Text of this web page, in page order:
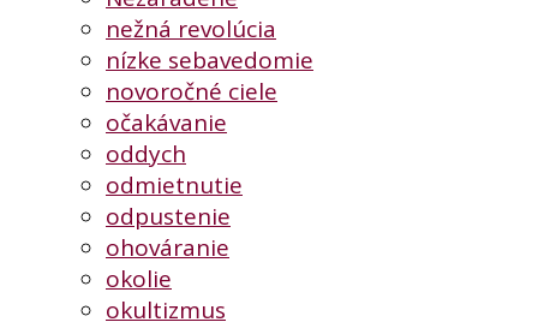
nežná revolúcia
nízke sebavedomie
novoročné ciele
očakávanie
oddych
odmietnutie
odpustenie
ohováranie
okolie
okultizmus